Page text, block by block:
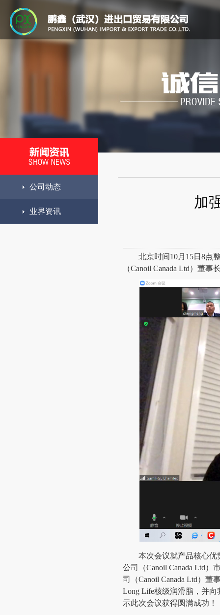
公司动态
业界资讯
加
北京时间10月15日8点
（Canoil Canada Ltd）董
本次会议就产品核心
公司（Canoil Canada Ltd
司（Canoil Canada Ltd）
Long Life核级润滑脂，并
示此次会议获得圆满成功！